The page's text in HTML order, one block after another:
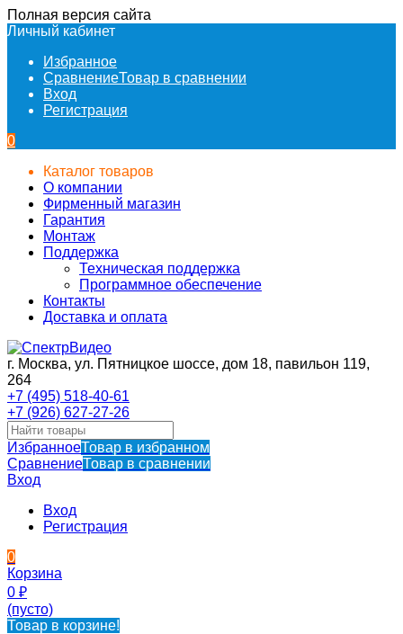
Полная версия сайта
Личный кабинет
Избранное
СравнениеТовар в сравнении
Вход
Регистрация
0
Каталог товаров
О компании
Фирменный магазин
Гарантия
Монтаж
Поддержка
Техническая поддержка
Программное обеспечение
Контакты
Доставка и оплата
г. Москва, ул. Пятницкое шоссе, дом 18, павильон 119,
264
+7 (495) 518-40-61
+7 (926) 627-27-26
ИзбранноеТовар в избранном
СравнениеТовар в сравнении
Вход
Вход
Регистрация
0
Корзина
0 ₽
(пусто)
Товар в корзине!